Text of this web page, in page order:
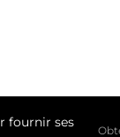
fournir ses